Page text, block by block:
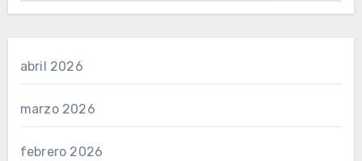
abril 2026
marzo 2026
febrero 2026